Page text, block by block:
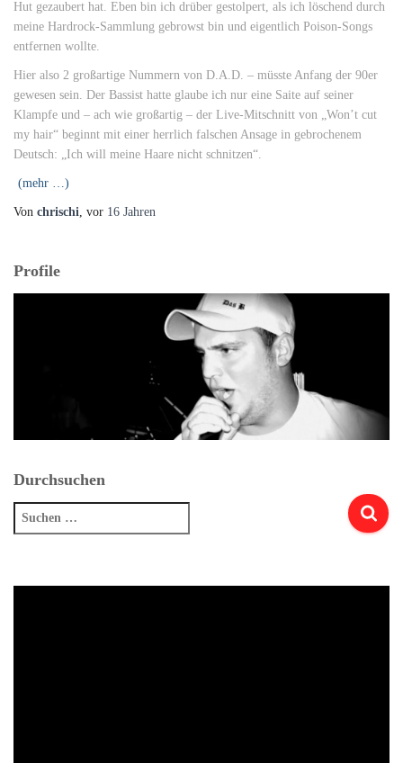
Hut gezaubert hat. Eben bin ich drüber gestolpert, als ich löschend durch
meine Hardrock-Sammlung gebrowst bin und eigentlich Poison-Songs
entfernen wollte.
Hier also 2 großartige Nummern von D.A.D. – müsste Anfang der 90er
gewesen sein. Der Bassist hatte glaube ich nur eine Saite auf seiner
Klampfe und – ach wie großartig – der Live-Mitschnitt von „Won’t cut
my hair“ beginnt mit einer herrlich falschen Ansage in gebrochenem
Deutsch: „Ich will meine Haare nicht schnitzen“.
(mehr …)
Von chrischi, vor 16 Jahren
Profile
Durchsuchen
Suchen
nach: